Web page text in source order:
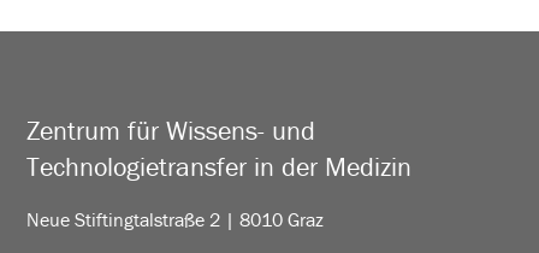
Zentrum für Wissens- und
Technologietransfer in der Medizin
Neue Stiftingtalstraße 2 | 8010 Graz